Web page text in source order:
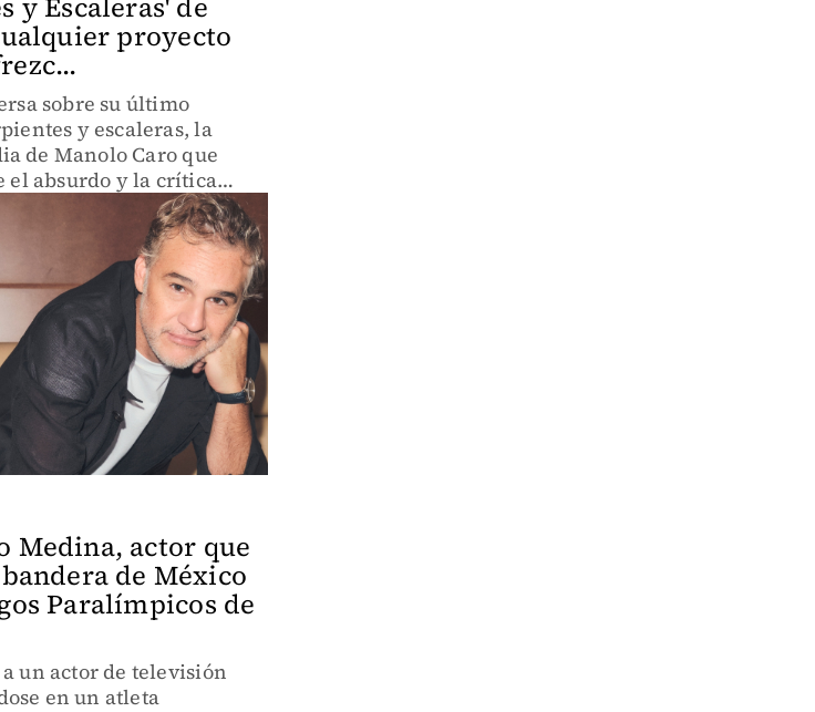
proyecto
sobre su último
y escaleras, la
de Manolo Caro que
el absurdo y la crítica
Medina, actor que
de México
Paralímpicos de
a un actor de televisión
en un atleta